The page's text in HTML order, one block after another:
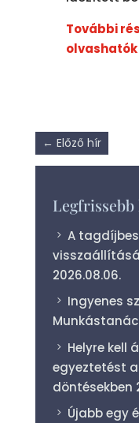
További
olvashatók
← Előző hír
A
2026.08.06.
Ingyenes
Helyre kell
egyeztetést
döntésekben
Újabb egy